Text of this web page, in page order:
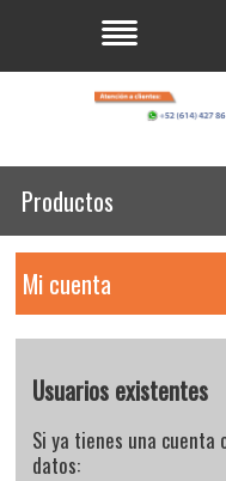
Productos
Mi cuenta
Usuarios existentes
Si ya tienes una cuenta
datos: